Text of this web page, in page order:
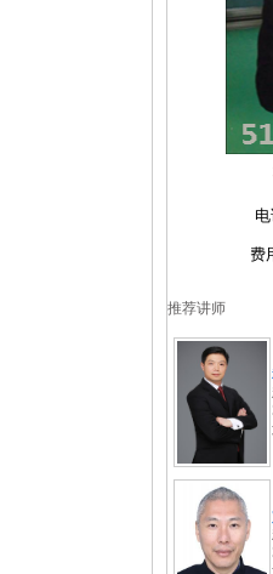
电
费
推荐讲师